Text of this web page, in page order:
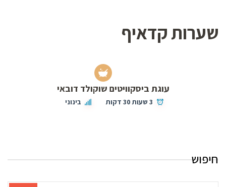
שערות קדאיף
עוגת ביסקוויטים שוקולד דובאי
3 שעות 30 דקות בינוני
חיפוש